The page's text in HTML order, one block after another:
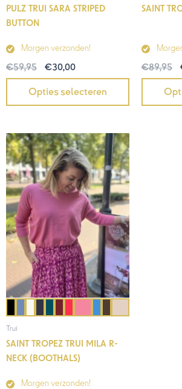
PULZ TRUI SARA STRIPED
BUTTON
Morgen verzonden!
€59,95 €30,00
Opties selecteren
SAINT
€89,95
Trui
SAINT TROPEZ TRUI MILA R-
NECK (BOOTHALS)
Morgen verzonden!